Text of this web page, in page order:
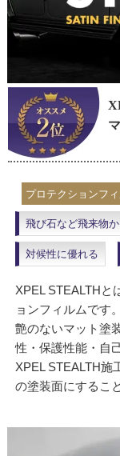
プロテクションフ
飛び石など飛来物
対候性に優れる
XPEL STEALTHと
ョンフィルムです
艶のないマット塗
性・保護性能・自
XPEL STEALTH施
の塗装面にするこ